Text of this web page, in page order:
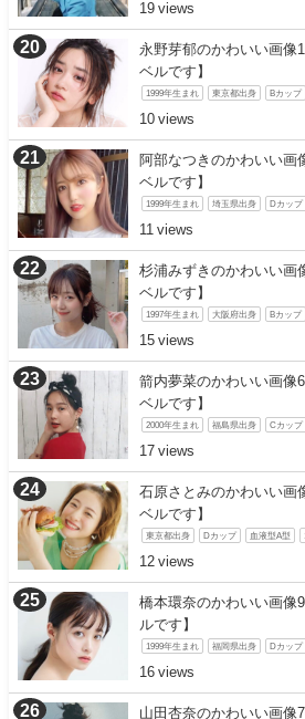
19
永野芽郁のかわいい画像
ベルです】
1999年生まれ 東京都出身 Bカップ
10
阿部なつきのかわいい画
ベルです】
1999年生まれ 埼玉県出身 Dカップ
11
杉浦みずきのかわいい画
ベルです】
1997年生まれ 大阪府出身 Bカップ
15
箭内夢菜のかわいい画像
ベルです】
2000年生まれ 福島県出身 Cカップ
17
石原さとみのかわいい画
ベルです】
東京都出身 Dカップ 血液型A型
12
橋本環奈のかわいい画像
ルです】
1999年生まれ 福岡県出身 Dカップ
16
山田杏奈のかわいい画像